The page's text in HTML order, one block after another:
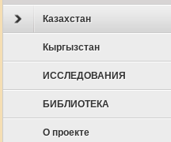
Казахстан
Кыргызстан
ИССЛЕДОВАНИЯ
БИБЛИОТЕКА
О проекте